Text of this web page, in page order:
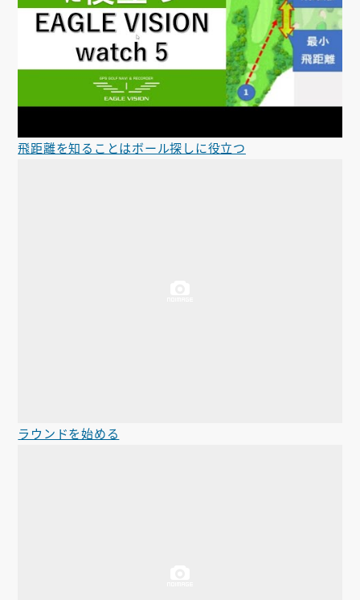
飛距離を知ることはボール探しに役立つ
ラウンドを始める